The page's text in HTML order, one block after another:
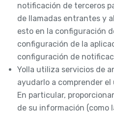
notificación de terceros
de llamadas entrantes y
esto en la configuración
configuración de la
configuración de
Yolla utiliza servicios de
ayudarlo a comprender
En particular,
de su información (como